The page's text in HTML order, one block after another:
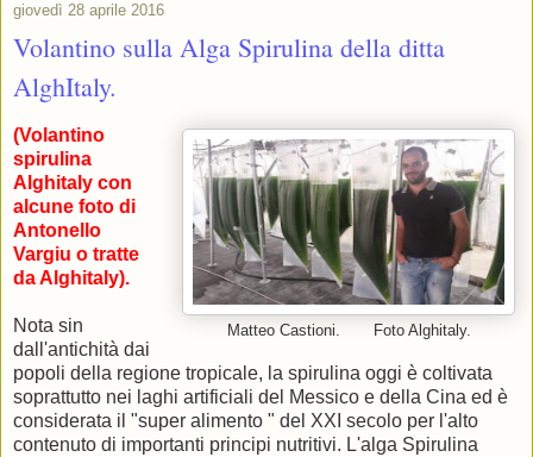
giovedì 28 aprile 2016
Volantino sulla Alga Spirulina della ditta
AlghItaly.
Matteo Castioni. Foto Alghitaly.
(Volantino
spirulina
Alghitaly con
alcune foto di
Antonello
Vargiu o tratte
da Alghitaly).
Nota sin
dall'antichità dai
popoli della regione tropicale, la spirulina oggi è coltivata
soprattutto nei laghi artificiali del Messico e della Cina ed è
considerata il "super alimento " del XXI secolo per l'alto
contenuto di importanti principi nutritivi. L'alga Spirulina